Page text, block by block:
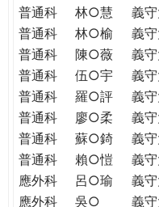
普通科
林○慧 義
普通科
林○榆 義
普通科
陳○薇 義
普通科
伍○宇 義
普通科
羅○評 義
普通科
廖○柔 義
普通科
蘇○錡 義
普通科
賴○愷 義
應外科
呂○瑜 義
應外科
吳○ 義